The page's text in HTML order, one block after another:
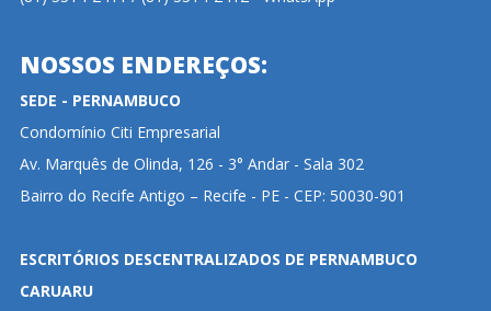
NOSSOS ENDEREÇOS:
SEDE - PERNAMBUCO
Condomínio Citi Empresarial
Av. Marquês de Olinda, 126 - 3° Andar - Sala 302
Bairro do Recife Antigo – Recife - PE - CEP: 50030-901
ESCRITÓRIOS DESCENTRALIZADOS DE PERNAMBUCO
CARUARU